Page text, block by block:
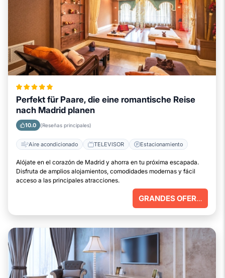
Perfekt für Paare, die eine romantische Reise
nach Madrid planen
10.0 (Reseñas principales)
Aire acondicionado TELEVISOR Estacionamiento
Alójate en el corazón de Madrid y ahorra en tu próxima escapada.
Disfruta de amplios alojamientos, comodidades modernas y fácil
acceso a las principales atracciones.
GRANDES OFERTAS